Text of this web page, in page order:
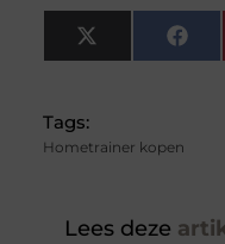
X
(Twitter)
Tags:
Hometrainer kopen
Lees deze